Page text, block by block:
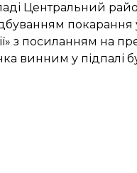
Центральний
покарання
з посиланням на
винним у підпалі